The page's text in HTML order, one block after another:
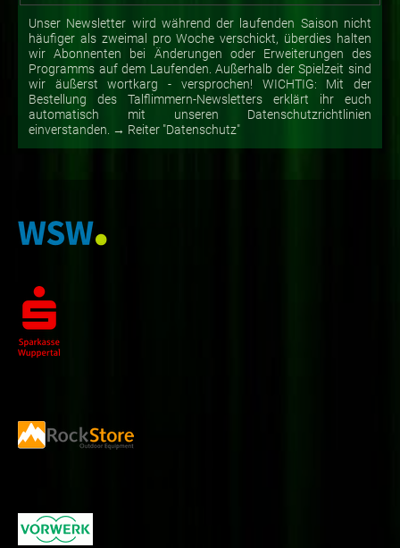
Unser Newsletter wird während der laufenden Saison nicht
häufiger als zweimal pro Woche verschickt, überdies halten
wir Abonnenten bei Änderungen oder Erweiterungen des
Programms auf dem Laufenden. Außerhalb der Spielzeit sind
wir äußerst wortkarg - versprochen! WICHTIG: Mit der
Bestellung des Talflimmern-Newsletters erklärt ihr euch
automatisch mit unseren Datenschutzrichtlinien
einverstanden. → Reiter "Datenschutz"